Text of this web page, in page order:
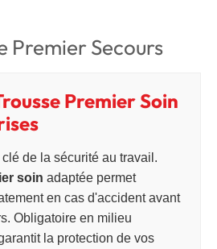
Premier Secours
Premier Soin
de la sécurité au travail.
soin adaptée permet
en cas d'accident avant
Obligatoire en milieu
la protection de vos